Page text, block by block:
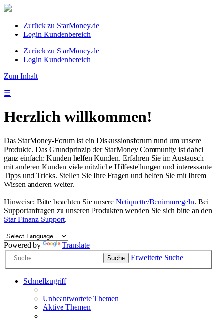
Zurück zu StarMoney.de
Login Kundenbereich
Zurück zu StarMoney.de
Login Kundenbereich
Zum Inhalt
☰
Herzlich willkommen!
Das StarMoney-Forum ist ein Diskussionsforum rund um unsere
Produkte. Das Grundprinzip der StarMoney Community ist dabei
ganz einfach: Kunden helfen Kunden. Erfahren Sie im Austausch
mit anderen Kunden viele nützliche Hilfestellungen und interessante
Tipps und Tricks. Stellen Sie Ihre Fragen und helfen Sie mit Ihrem
Wissen anderen weiter.
Hinweise: Bitte beachten Sie unsere Netiquette/Benimmregeln. Bei
Supportanfragen zu unseren Produkten wenden Sie sich bitte an den
Star Finanz Support.
Powered by Translate
Suche Erweiterte Suche
Schnellzugriff
Unbeantwortete Themen
Aktive Themen